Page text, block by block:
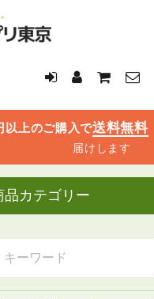
以上のご購入で送料無料
届けします
品カテゴリー